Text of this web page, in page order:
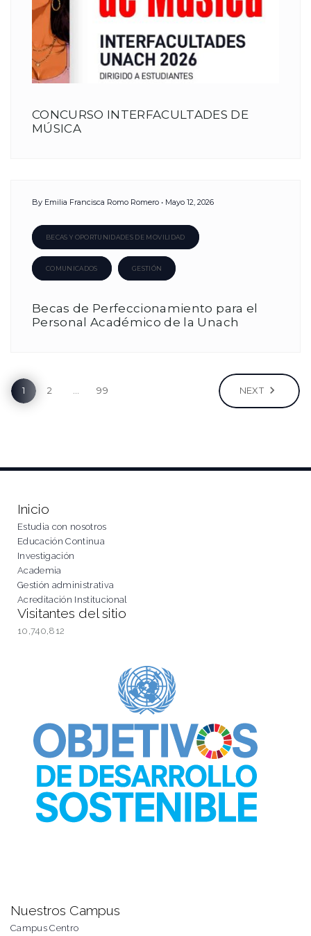
CONCURSO INTERFACULTADES DE
MÚSICA
By Emilia Francisca Romo Romero Mayo 12, 2026
BECAS Y OPORTUNIDADES DE MOVILIDAD
COMUNICADOS GESTIÓN
Becas de Perfeccionamiento para el
Personal Académico de la Unach
Posts
1 2 99 NEXT
Inicio
Estudia con nosotros
Educación Continua
Investigación
Academia
Gestión administrativa
Acreditación Institucional
Visitantes del sitio
10,740,812
Nuestros Campus
Campus Centro